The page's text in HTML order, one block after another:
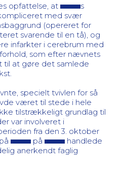
opfattelse, at
s
med svær
(opereret for
svarende til en tå), og
infarkter i cerebrum med
som efter nævnets
til at gøre det samlede
specielt tvivlen for så
været til stede i hele
tilstrækkeligt grundlag til
var involveret i
fra den 3. oktober
på
handlede
anerkendt faglig